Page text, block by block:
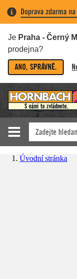
Doprava zdarma
Je Praha - Černý
prodejna?
ANO, SPRÁVNĚ.
Úvodní stránka